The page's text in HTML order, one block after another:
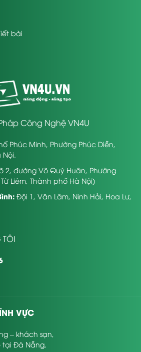
bài
Công Nghệ VN4U
Phúc Minh, Phường Phúc Diễn,
Nội.
2, đường Võ Quý Huân, Phường
Liêm, Thành phố Hà Nội)
Đội 1, Văn Lâm, Ninh Hải, Hoa Lư,
TÔI
VỰC
– khách sạn,
tại Đà Nẵng,